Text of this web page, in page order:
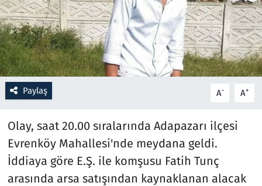
Paylaş A- A+
Olay, saat 20.00 sıralarında Adapazarı ilçesi
Evrenköy Mahallesi'nde meydana geldi.
İddiaya göre E.Ş. ile komşusu Fatih Tunç
arasında arsa satışından kaynaklanan alacak
Rüya Tabirleri
Sağlık
Savunma Sanayi
Spor
Teknoloji ve Bilim